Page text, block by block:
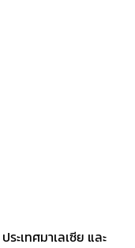
ะเทศมาเลเซีย และ